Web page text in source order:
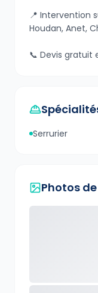
📍 Intervention
Houdan, Anet,
📞 Devis gratuit
Serrurier
Photos